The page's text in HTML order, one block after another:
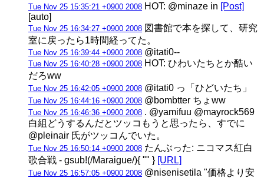
Tue Nov 25 15:35:21 +0900 2008 HOT: @minaze in [Post]
[auto]
Tue Nov 25 16:34:27 +0900 2008 図書館で本を探して、研究
室に戻ったら1時間経ってた。
Tue Nov 25 16:39:44 +0900 2008 @itati0--
Tue Nov 25 16:40:28 +0900 2008 HOT: ひわいたちとか酷い
だろww
Tue Nov 25 16:42:05 +0900 2008 @itati0 っ「ひどいたち」
Tue Nov 25 16:44:16 +0900 2008 @bombtter ちょww
Tue Nov 25 16:46:36 +0900 2008 . @yamifuu @mayrock569
白組どうするんだとツッコもうと思ったら、すでに
@pleinair 氏がツッコんでいた。
Tue Nov 25 16:50:14 +0900 2008 たんぶった: ニコマス紅白
歌合戦 - gsub!(/Maraigue/){ "" } [URL]
Tue Nov 25 16:57:05 +0900 2008 @nisenisetila "価格より安